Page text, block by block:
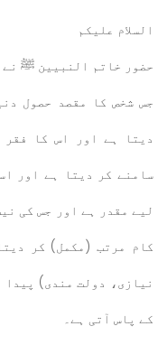
السلام عليكم
حضور خاتم النبيين ﷺ نے
جس شخص کا مقصد حصول
دیتا ہے اور اس کا
سامنے کر دیتا ہے اور
لیے مقدر ہے اور جس کی
کام مرتب (مکمل) کر
نیازی، دولت مندی)
کے پاس آتی ہے۔